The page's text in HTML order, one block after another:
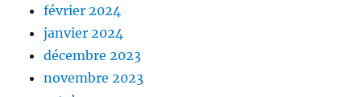
février 2024
janvier 2024
décembre 2023
novembre 2023